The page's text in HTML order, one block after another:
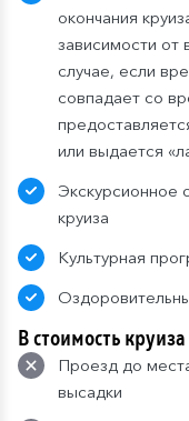
окончания
зависимости от
случае, если
совпадает со
или выдается
Экскурсионное
круиза
Культурная
В стоимость
Проезд до
высадки